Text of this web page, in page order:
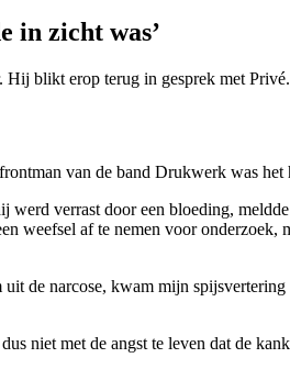
in zicht was’
Hij blikt erop terug in gesprek met Privé.
van de band Drukwerk was het
verrast door een bloeding,
weefsel af te nemen voor
de narcose, kwam mijn
niet met de angst te leven dat de